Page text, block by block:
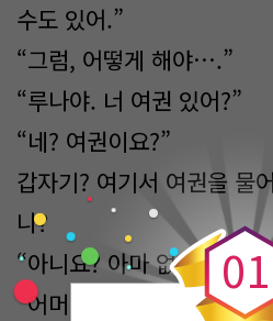
수도 있어.”
“그럼, 어떻게 해야….”
“루나야. 너 여권 있어?”
“네? 여권이요?”
갑자기? 여기서 여권을 물
나?
“아니요? 아마 없을 거예요
“어머니께서, 아니 아주머
0
0
1